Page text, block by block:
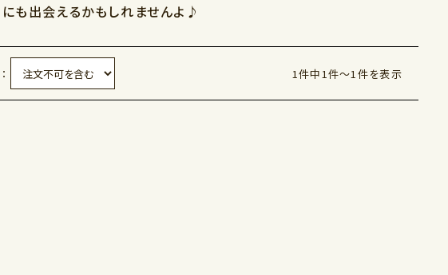
も出会えるかもしれませんよ♪
1件中1件～1件を表示